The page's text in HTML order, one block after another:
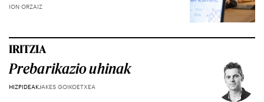
ION ORZAIZ
IRITZIA
Prebarikazio uhinak
HIZPIDEAKJAKES GOIKOETXEA